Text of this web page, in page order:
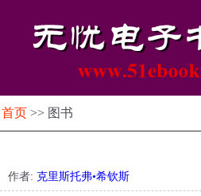
首页 >> 图书
作者: 克里斯托弗•希钦斯